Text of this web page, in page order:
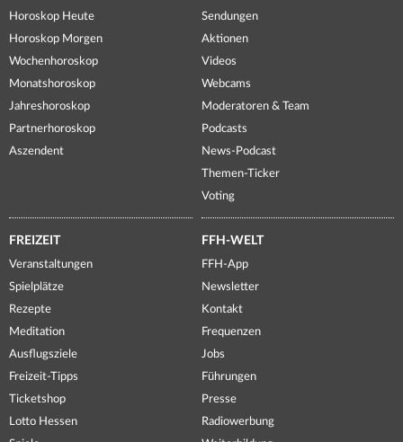
Horoskop Heute
Horoskop Morgen
Wochenhoroskop
Monatshoroskop
Jahreshoroskop
Partnerhoroskop
Aszendent
Sendungen
Aktionen
Videos
Webcams
Moderatoren & Team
Podcasts
News-Podcast
Themen-Ticker
Voting
FREIZEIT
Veranstaltungen
Spielplätze
Rezepte
Meditation
Ausflugsziele
Freizeit-Tipps
Ticketshop
Lotto Hessen
FFH-WELT
FFH-App
Newsletter
Kontakt
Frequenzen
Jobs
Führungen
Presse
Radiowerbung